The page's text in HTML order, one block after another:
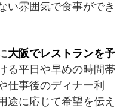
い雰囲気で食事ができ
大阪でレストランを予
る平日や早めの時間帯
仕事後のディナー利
途に応じて希望を伝え